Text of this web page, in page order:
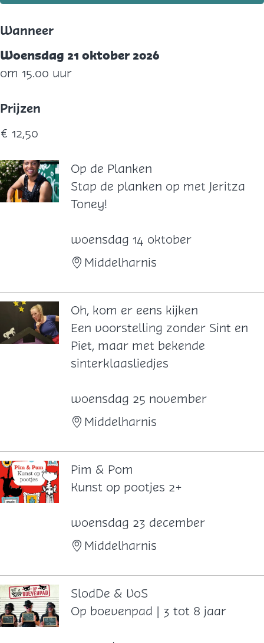
Wanneer
Woensdag 21 oktober 2026
om 15.00 uur
Prijzen
€ 12,50
Op de Planken
O
p
e
P
a
n
k
e
n
Stap de planken op met Jeritza
Toney!
woensdag 14 oktober
Middelharnis
Oh, kom er eens kijken
O
h
,
o
m
r
e
e
s
k
j
k
e
Een voorstelling zonder Sint en
Piet, maar met bekende
sinterklaasliedjes
woensdag 25 november
Middelharnis
Pim & Pom
P
m
&
o
m
Kunst op pootjes 2+
woensdag 23 december
Middelharnis
SlodDe & VoS
S
Op boevenpad | 3 tot 8 jaar